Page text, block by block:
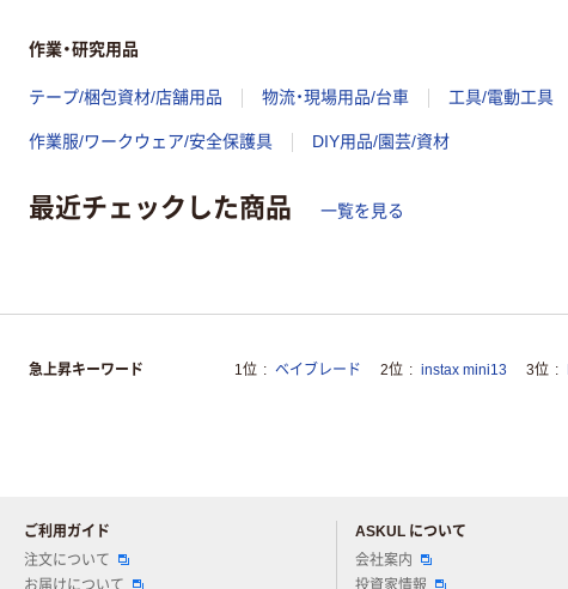
作業・研究用品
テープ/梱包資材/店舗用品 物流・現場用品/台車 工具/電動工具
作業服/ワークウェア/安全保護具 DIY用品/園芸/資材
最近チェックした商品 一覧を見る
急上昇キーワード 1位 ベイブレード 2位 instax mini13 3位
ご利用ガイド
注文について
ASKUL について
会社案内